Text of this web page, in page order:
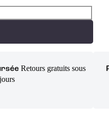
Retours gratuits sous